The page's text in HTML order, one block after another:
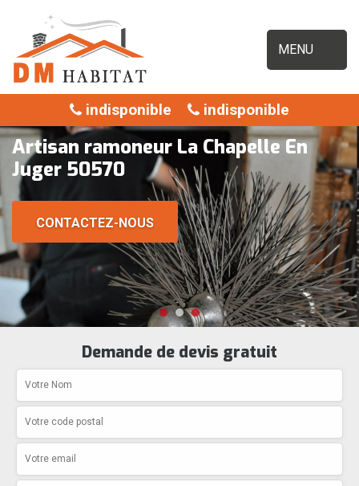
MENU
indisponible indisponible
Artisan ramoneur La Chapelle En
Juger 50570
CONTACTEZ-NOUS
Demande de devis gratuit